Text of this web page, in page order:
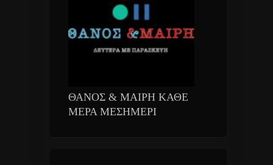
ΘΑΝΟΣ & ΜΑΙΡΗ ΚΑΘΕ
ΜΕΡΑ ΜΕΣΗΜΕΡΙ